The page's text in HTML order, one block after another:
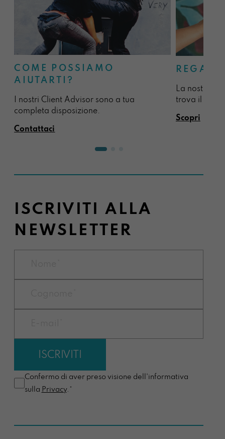
COME POSSIAMO
AIUTARTI?
I nostri Client Advisor sono a tua
completa disposizione.
Contattaci
La nostra
trova il
Scopri
ISCRIVITI ALLA
NEWSLETTER
Confermo di aver preso visione dell'informativa
sulla Privacy.*